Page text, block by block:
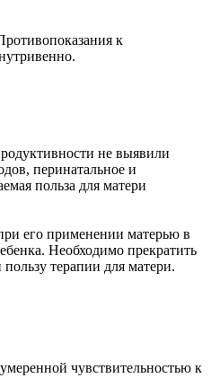
к
не выявили
перинатальное и
польза для матери
его применении матерью в
Необходимо прекра­тить
терапии для матери.
чувствительностью к